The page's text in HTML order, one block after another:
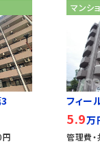
マンシ
フィー
5.9
管理費